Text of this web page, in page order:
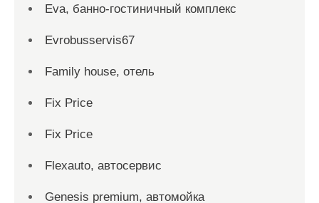
Eva, банно-гостиничный комплекс
Evrobusservis67
Family house, отель
Fix Price
Fix Price
Flexauto, автосервис
Genesis premium, автомойка